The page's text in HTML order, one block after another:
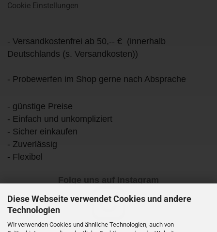
Diese Webseite verwendet Cookies und andere
Technologien
Wir verwenden Cookies und ähnliche Technologien, auch von
Cookie Einstellungen
- Versandkostenfrei ab 50,-- € (innerhalb
Deutschlands (s. Versandkosten))
- Probewerfen im Shop gerne nach Absprache
- günstige Preise
- Einfach und unkompliziert
- Sicher einkaufen
- Zuverlässig
- Flexibel
Folge uns auf Instagram